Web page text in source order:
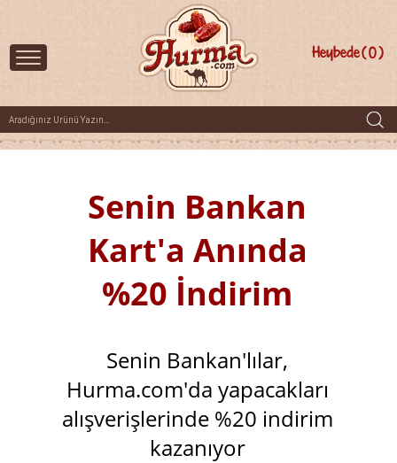
0
Heybede
Senin Bankan
Kart'a Anında
%20 İndirim
Senin Bankan'lılar,
Hurma.com'da yapacakları
alışverişlerinde %20 indirim
kazanıyor